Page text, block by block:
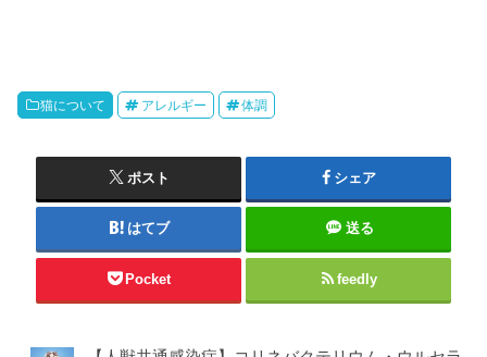
猫について アレルギー 体調
ポスト シェア
はてブ 送る
Pocket feedly